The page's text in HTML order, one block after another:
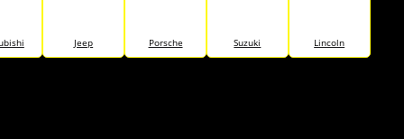
Jeep Porsche Suzuki Lincoln